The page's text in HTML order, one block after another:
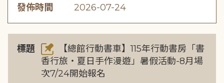
發佈時間 2026-07-24
標題
【總館行動書車】115年行動書房「書
香行旅・夏日手作漫遊」暑假活動-8月場
次7/24開始報名